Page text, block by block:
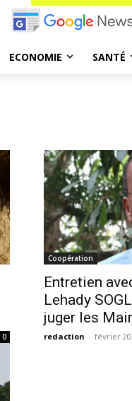
ECONOMIE SANTÉ
0
Coopération
Entretien
Lehady
juger les
redaction - février